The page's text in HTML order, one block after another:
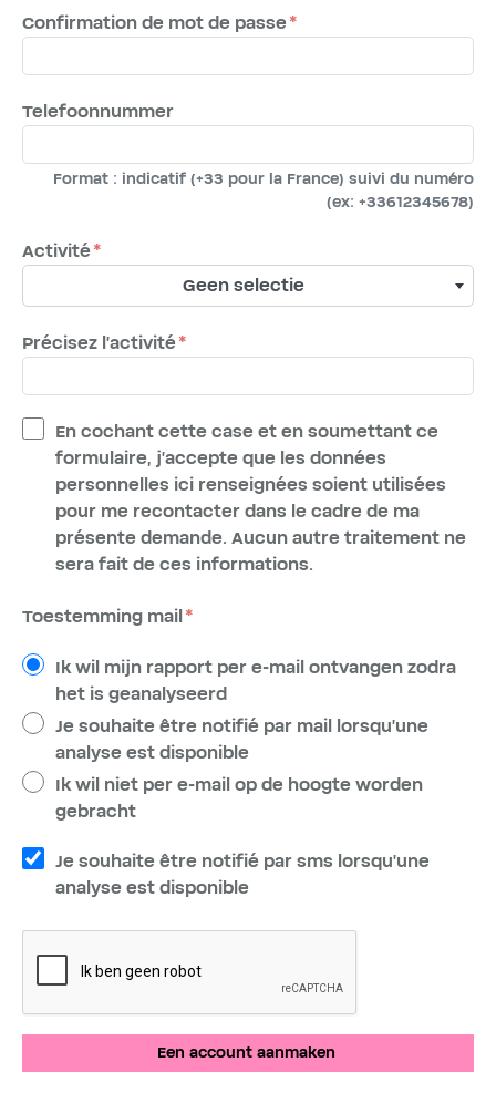
Confirmation de mot de passe
Telefoonnummer
Format : indicatif (+33 pour la France) suivi du numéro
(ex: +33612345678)
Activité
Geen selectie
Précisez l'activité
En cochant cette case et en soumettant ce
formulaire, j'accepte que les données
personnelles ici renseignées soient utilisées
pour me recontacter dans le cadre de ma
présente demande. Aucun autre traitement ne
sera fait de ces informations.
Toestemming mail
Ik wil mijn rapport per e-mail ontvangen zodra
het is geanalyseerd
Je souhaite être notifié par mail lorsqu'une
analyse est disponible
Ik wil niet per e-mail op de hoogte worden
gebracht
Je souhaite être notifié par sms lorsqu'une
analyse est disponible
Een account aanmaken